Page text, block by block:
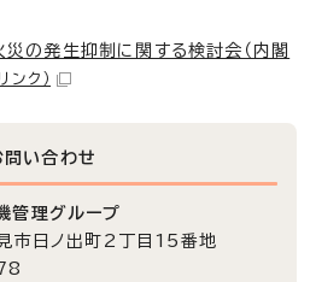
の発生抑制に関する検討会（内閣
ンク）
問い合わせ
管理グループ
日ノ出町2丁目15番地